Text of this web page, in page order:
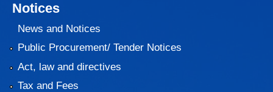
Notices
News and Notices
Public Procurement/ Tender Notices
Act, law and directives
Tax and Fees